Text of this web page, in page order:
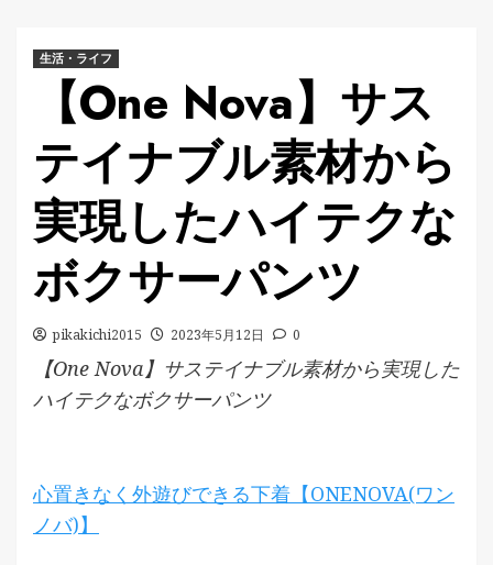
生活・ライフ
【One Nova】サス
テイナブル素材から
実現したハイテクな
ボクサーパンツ
pikakichi2015 2023年5月12日 0
【One Nova】サステイナブル素材から実現した
ハイテクなボクサーパンツ
心置きなく外遊びできる下着【ONENOVA(ワン
ノバ)】